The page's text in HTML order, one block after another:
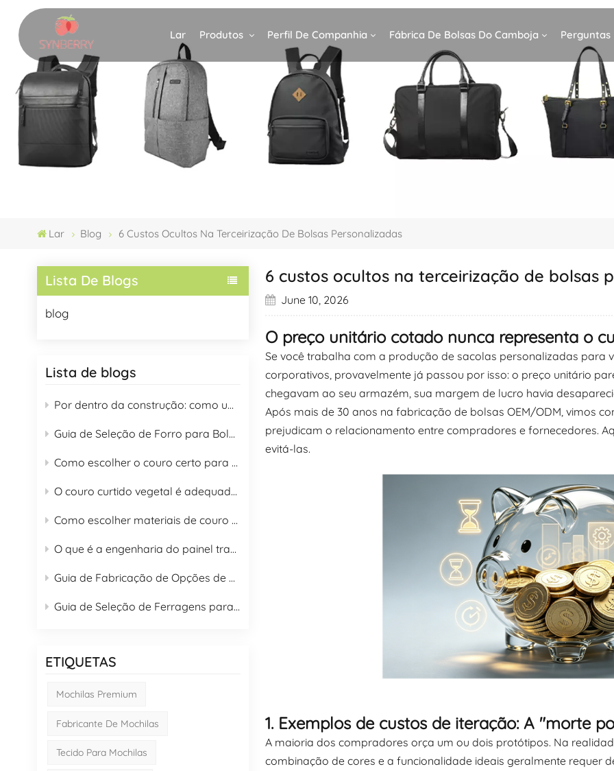
Lar Produtos Perfil De Companhia Fábrica De Bolsas Do Camboja Perguntas
Lar Blog 6 Custos Ocultos Na Terceirização De Bolsas Personalizadas
Lista De Blogs
blog
Lista de blogs
Por dentro da construção: como uma mochila premium é fabricada?
Guia de Seleção de Forro para Bolsas: Um Guia Completo com 16 Materiais de Forro para Compradores B2B
Como escolher o couro certo para bolsas
O couro curtido vegetal é adequado para a fabricação de bolsas?
Como escolher materiais de couro para bolsas e guia de cuidados adequados
O que é a engenharia do painel traseiro de uma mochila?
Guia de Fabricação de Opções de Couro para Bolsas de Moda 2026
Guia de Seleção de Ferragens para Bolsas OEM
ETIQUETAS
Mochilas Premium
Fabricante De Mochilas
Tecido Para Mochilas
6 custos ocultos na terceirização de bolsas
June 10, 2026
O preço unitário cotado nunca representa o
Se você trabalha com a produção de sacolas personalizadas para
corporativos, provavelmente já passou por isso: o preço unitário
chegavam ao seu armazém, sua margem de lucro havia
Após mais de 30 anos na fabricação de bolsas OEM/ODM, vimos
prejudicam o relacionamento entre compradores e fornecedores.
evitá-las.
1. Exemplos de custos de iteração: A "morte
A maioria dos compradores orça um ou dois protótipos. Na
combinação de cores e a funcionalidade ideais geralmente requer